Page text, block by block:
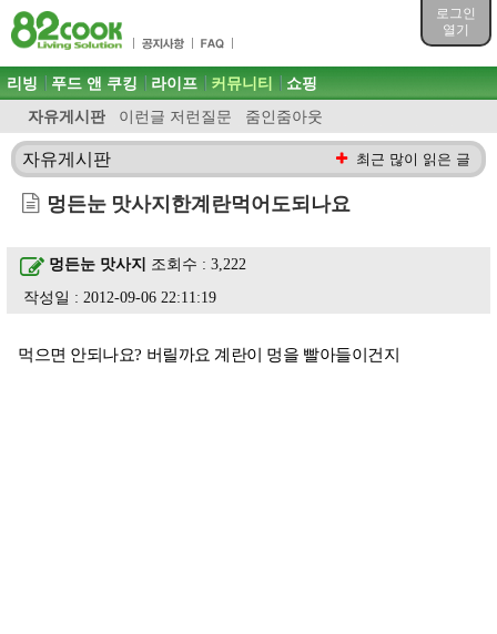
로그인
열기
목차
주메뉴 바로가기
컨텐츠 바로가기
검색 바로가기
로그인 바로가기
주메뉴
리빙 푸드 앤 쿠킹 라이프 커뮤니티
자유게시판 이런글 저런질문 줌인줌아웃
쇼핑
자유게시판 최근 많이 읽은 글
멍든눈 맛사지한계란먹어도되나요
멍든눈 맛사지 조회수 : 3,222
작성일 : 2012-09-06 22:11:19
먹으면 안되나요? 버릴까요 계란이 멍을 빨아들이건지